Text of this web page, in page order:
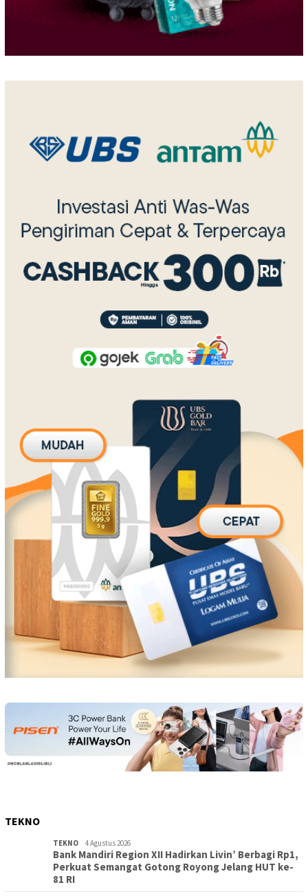
TEKNO
TEKNO 4 Agustus 2026
Bank Mandiri Region XII Hadirkan Livin’ Berbagi Rp1,
Perkuat Semangat Gotong Royong Jelang HUT ke-
81 RI